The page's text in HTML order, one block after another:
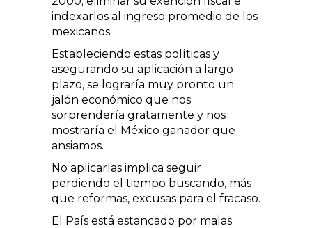
indexarlos al ingreso promedio de los
mexicanos.
Estableciendo estas políticas y
asegurando su aplicación a largo
plazo, se lograría muy pronto un
jalón económico que nos
sorprendería gratamente y nos
mostraría el México ganador que
ansiamos.
No aplicarlas implica seguir
perdiendo el tiempo buscando, más
que reformas, excusas para el fracaso.
El País está estancado por malas